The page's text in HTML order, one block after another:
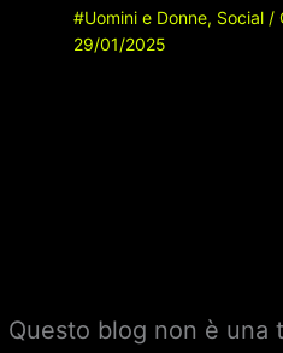
#Uomini e Donne, Social/
29/01/2025
Questo blog non è una